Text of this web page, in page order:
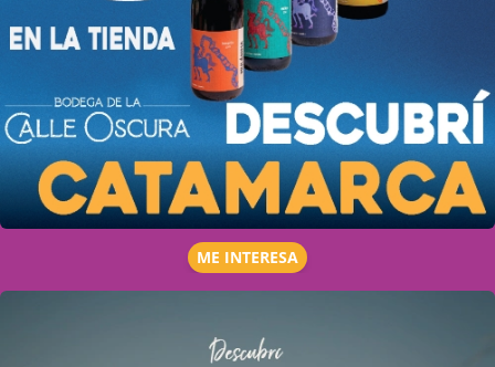
ME INTERESA